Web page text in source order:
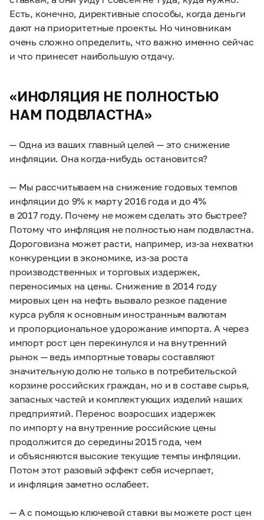
Есть, конечно, директивные способы, когда деньги
дают на приоритетные проекты. Но чиновникам
очень сложно определить, что важно именно сейчас
и что принесет наибольшую отдачу.
«ИНФЛЯЦИЯ НЕ ПОЛНОСТЬЮ
НАМ ПОДВЛАСТНА»
— Одна из ваших главный целей — это снижение
инфляции. Она когда-нибудь остановится?
— Мы рассчитываем на снижение годовых темпов
инфляции до 9% к марту 2016 года и до 4%
в 2017 году. Почему не можем сделать это быстрее?
Потому что инфляция не полностью нам подвластна.
Дороговизна может расти, например, из-за нехватки
конкуренции в экономике, из-за роста
производственных и торговых издержек,
переносимых на цены. Снижение в 2014 году
мировых цен на нефть вызвало резкое падение
курса рубля к основным иностранным валютам
и пропорциональное удорожание импорта. А через
импорт рост цен перекинулся и на внутренний
рынок — ведь импортные товары составляют
значительную долю не только в потребительской
корзине российских граждан, но и в составе сырья,
запасных частей и комплектующих изделий наших
предприятий. Перенос возросших издержек
по импорту на внутренние российские цены
продолжится до середины 2015 года, чем
и объясняются высокие текущие темпы инфляции.
Потом этот разовый эффект себя исчерпает,
и инфляция заметно ослабеет.
— А с помощью ключевой ставки вы можете рост цен